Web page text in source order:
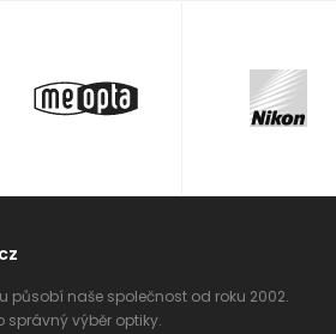
působí naše společnost od roku 2002.
správný výběr optiky.